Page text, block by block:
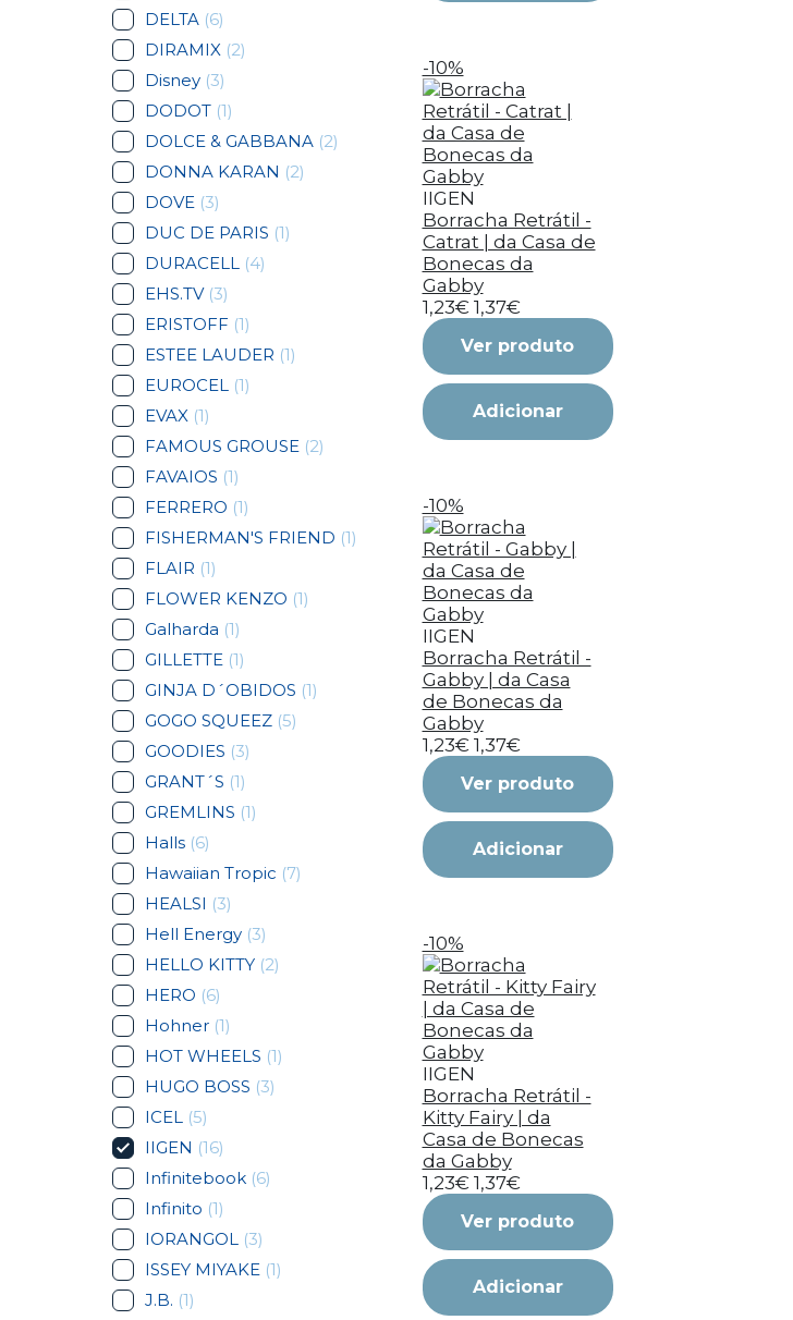
DELTA (6)
DIRAMIX (2)
Disney (3)
DODOT (1)
DOLCE & GABBANA (2)
DONNA KARAN (2)
DOVE (3)
DUC DE PARIS (1)
DURACELL (4)
EHS.TV (3)
ERISTOFF (1)
ESTEE LAUDER (1)
EUROCEL (1)
EVAX (1)
FAMOUS GROUSE (2)
FAVAIOS (1)
FERRERO (1)
FISHERMAN'S FRIEND (1)
FLAIR (1)
FLOWER KENZO (1)
Galharda (1)
GILLETTE (1)
GINJA D´OBIDOS (1)
GOGO SQUEEZ (5)
GOODIES (3)
GRANT´S (1)
GREMLINS (1)
Halls (6)
Hawaiian Tropic (7)
HEALSI (3)
Hell Energy (3)
HELLO KITTY (2)
HERO (6)
Hohner (1)
HOT WHEELS (1)
HUGO BOSS (3)
ICEL (5)
IIGEN (16)
Infinitebook (6)
Infinito (1)
IORANGOL (3)
ISSEY MIYAKE (1)
J.B. (1)
-10%
IIGEN
Borracha Retrátil -
Catrat | da Casa de
Bonecas da
Gabby
1,23€ 1,37€
Ver produto
Adicionar
-10%
IIGEN
Borracha Retrátil -
Gabby | da Casa
de Bonecas da
Gabby
1,23€ 1,37€
Ver produto
Adicionar
-10%
IIGEN
Borracha Retrátil -
Kitty Fairy | da
Casa de Bonecas
da Gabby
1,23€ 1,37€
Ver produto
Adicionar